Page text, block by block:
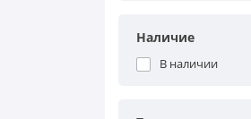
Наличие
В наличии